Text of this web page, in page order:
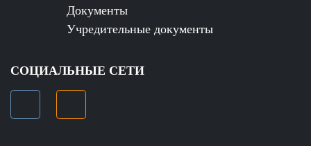
Документы
Учредительные документы
СОЦИАЛЬНЫЕ СЕТИ